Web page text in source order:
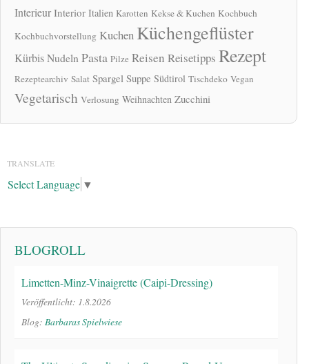
Interieur Interior Italien Karotten Kekse & Kuchen Kochbuch
Kochbuchvorstellung Kuchen Küchengeflüster
KürbisNudeln Pasta Pilze Reisen Reisetipps Rezept
Rezeptearchiv Salat Spargel Suppe Südtirol Tischdeko Vegan
Vegetarisch Verlosung Weihnachten Zucchini
TRANSLATE
Select Language ▼
BLOGROLL
Limetten-Minz-Vinaigrette (Caipi-Dressing)
Veröffentlicht: 1.8.2026
Blog: Barbaras Spielwiese